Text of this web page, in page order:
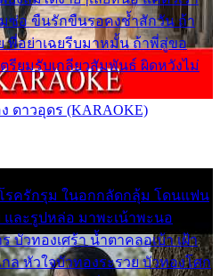
ซ่อ ขืนรักขืนรอคงช้ำสักวัน ถ้า
พี่อย่าเฉยรีบมาหมั้น ถ้าพี่สู่ขอ
รียมรับเกลียวสัมพันธ์ ผิดหวังไม่
ดาวอุดร (KARAOKE)
รครักรุม ในอกกลัดกลุ้ม โดนแฟน
และรูปหล่อ มาพะเน้าพะนอ
บัวทองเศร้า น้ำตาคลอเบ้า เฝ้า
หัวใจบัวทองระรวย บัวทองโศก